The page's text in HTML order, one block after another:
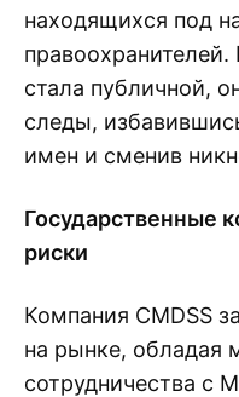
находящихся под
стала публичной,
следы,
имен и сменив
Государственные
риски
Компания CMDSS
на рынке, обладая
сотрудничества с